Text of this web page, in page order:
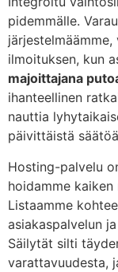
pidemmälle.
ilmoituksen, kun
majoittajana
ihanteellinen
nauttia
päivittäistä
Hosting-palvelu
hoidamme
Listaamme
asiakaspalvelun
Säilytät silti
varattavuudesta,